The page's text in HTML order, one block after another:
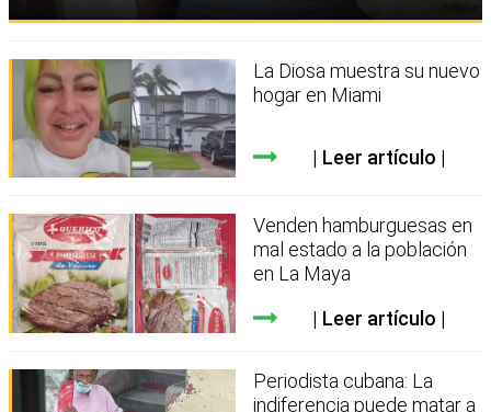
La Diosa muestra su nuevo
hogar en Miami
Leer artículo
Venden hamburguesas en
mal estado a la población
en La Maya
Leer artículo
Periodista cubana: La
indiferencia puede matar a